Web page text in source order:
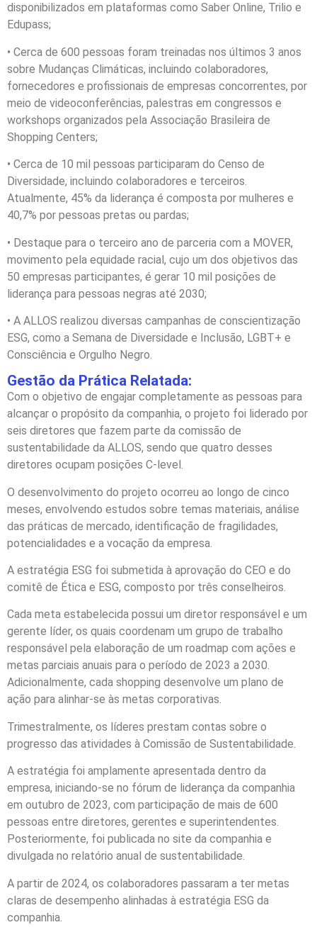
disponibilizados em plataformas como Saber Online, Trilio e
Edupass;
• Cerca de 600 pessoas foram treinadas nos últimos 3 anos
sobre Mudanças Climáticas, incluindo colaboradores,
fornecedores e profissionais de empresas concorrentes, por
meio de videoconferências, palestras em congressos e
workshops organizados pela Associação Brasileira de
Shopping Centers;
• Cerca de 10 mil pessoas participaram do Censo de
Diversidade, incluindo colaboradores e terceiros.
Atualmente, 45% da liderança é composta por mulheres e
40,7% por pessoas pretas ou pardas;
• Destaque para o terceiro ano de parceria com a MOVER,
movimento pela equidade racial, cujo um dos objetivos das
50 empresas participantes, é gerar 10 mil posições de
liderança para pessoas negras até 2030;
• A ALLOS realizou diversas campanhas de conscientização
ESG, como a Semana de Diversidade e Inclusão, LGBT+ e
Consciência e Orgulho Negro.
Gestão da Prática Relatada:
Com o objetivo de engajar completamente as pessoas para
alcançar o propósito da companhia, o projeto foi liderado por
seis diretores que fazem parte da comissão de
sustentabilidade da ALLOS, sendo que quatro desses
diretores ocupam posições C-level.
O desenvolvimento do projeto ocorreu ao longo de cinco
meses, envolvendo estudos sobre temas materiais, análise
das práticas de mercado, identificação de fragilidades,
potencialidades e a vocação da empresa.
A estratégia ESG foi submetida à aprovação do CEO e do
comitê de Ética e ESG, composto por três conselheiros.
Cada meta estabelecida possui um diretor responsável e um
gerente líder, os quais coordenam um grupo de trabalho
responsável pela elaboração de um roadmap com ações e
metas parciais anuais para o período de 2023 a 2030.
Adicionalmente, cada shopping desenvolve um plano de
ação para alinhar-se às metas corporativas.
Trimestralmente, os líderes prestam contas sobre o
progresso das atividades à Comissão de Sustentabilidade.
A estratégia foi amplamente apresentada dentro da
empresa, iniciando-se no fórum de liderança da companhia
em outubro de 2023, com participação de mais de 600
pessoas entre diretores, gerentes e superintendentes.
Posteriormente, foi publicada no site da companhia e
divulgada no relatório anual de sustentabilidade.
A partir de 2024, os colaboradores passaram a ter metas
claras de desempenho alinhadas à estratégia ESG da
companhia.